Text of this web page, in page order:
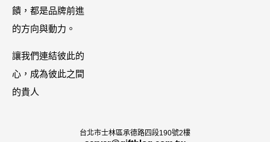
饋，都是品牌前進
的方向與動力。
讓我們連結彼此的
心，成為彼此之間
的貴人
台北市士林區承德路四段190號2樓